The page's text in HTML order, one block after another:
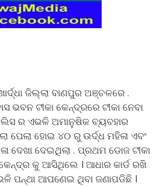
ଜିଲ୍ଲା ବାଣପୁର ଅଞ୍ଚଳରେ .
ଭବନ ଟୀକା କେନ୍ଦ୍ରରେ ଟୀକା ନେବା
ର ଏଭଳି ଅମାନୁଷିକ ବ୍ୟବହାର
ପେଲା ହୋଇ ୪୦ ରୁ ଉର୍ଦ୍ଧ ମହିଳା ଏବଂ
ଦେଖା ଦେଇଥିଲା . ପ୍ରଥମ ଡୋଜ ଟୀକା
କୁ ଆସିଥିଲେ । ଆଧାର କାର୍ଡ ରଖି
ପନ୍ଥା ଆପଣେଇ ଥିବା ଜଣାପଡିଛି ।